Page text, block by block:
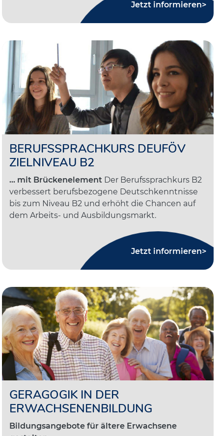
Jetzt informieren>
BERUFSSPRACHKURS DEUFÖV
ZIELNIVEAU B2
... mit Brückenelement Der Berufssprachkurs B2
verbessert berufsbezogene Deutschkenntnisse
bis zum Niveau B2 und erhöht die Chancen auf
dem Arbeits- und Ausbildungsmarkt.
Jetzt informieren>
GERAGOGIK IN DER
ERWACHSENENBILDUNG
Bildungsangebote für ältere Erwachsene